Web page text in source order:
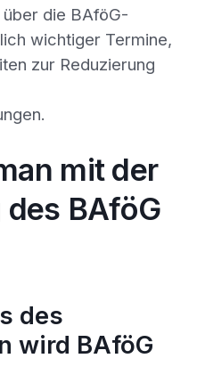
die BAföG-
wichtiger Termine,
zur Reduzierung
mit der
BAföG
des
wird BAföG